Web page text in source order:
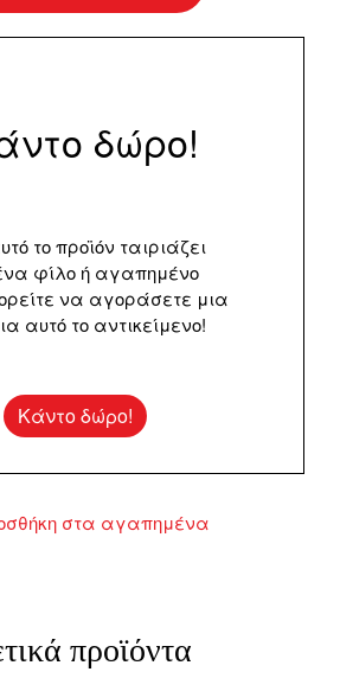
δώρο!
το προϊόν ταιριάζει
φίλο ή αγαπημένο
να αγοράσετε μια
αυτό το αντικείμενο!
Κάντο δώρο!
στα αγαπημένα
προϊόντα